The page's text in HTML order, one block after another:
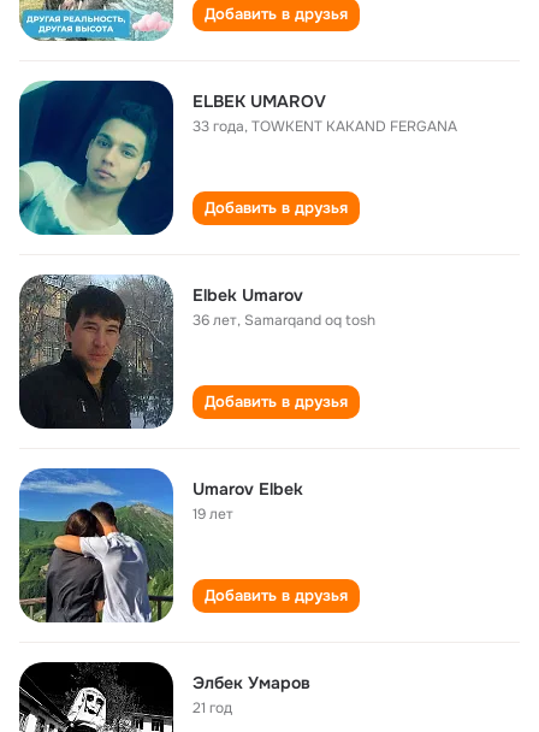
Добавить в друзья
ELBEK UMAROV
33 года,TOWKENT KAKAND FERGANA
Добавить в друзья
Elbek Umarov
36 лет, Samarqand oq tosh
Добавить в друзья
Umarov Elbek
19 лет
Добавить в друзья
Элбек Умаров
21 год